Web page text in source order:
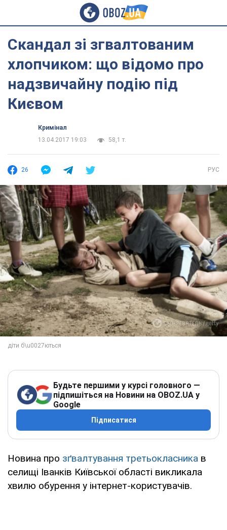
Скандал зі згвалтованим
хлопчиком: що відомо про
надзвичайну подію під
Києвом
Кримінал
13.04.2017 19:03
58,1 т.
26 РУС
Будьте першими у курсі головного —
підпишіться на Новини на OBOZ.UA у
Google
Підписатися
Новина про зґвалтування третьокласника в
селищі Іванків Київської області викликала
хвилю обурення у інтернет-користувачів.